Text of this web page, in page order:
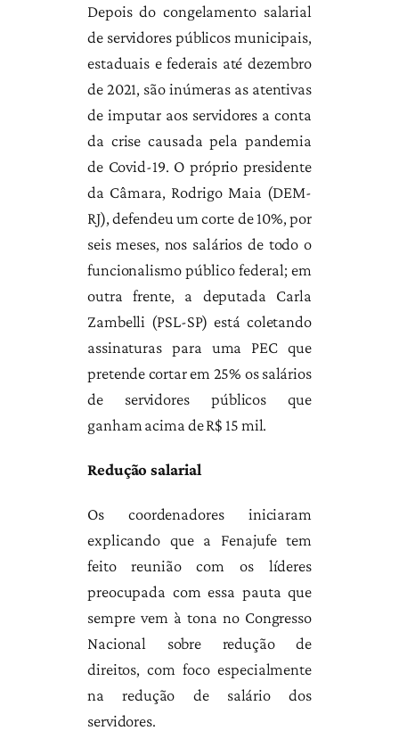
Depois do congelamento salarial
de servidores públicos municipais,
estaduais e federais até dezembro
de 2021, são inúmeras as atentivas
de imputar aos servidores a conta
da crise causada pela pandemia
de Covid-19. O próprio presidente
da Câmara, Rodrigo Maia (DEM-
RJ), defendeu um corte de 10%, por
seis meses, nos salários de todo o
funcionalismo público federal; em
outra frente, a deputada Carla
Zambelli (PSL-SP) está coletando
assinaturas para uma PEC que
pretende cortar em 25% os salários
de servidores públicos que
ganham acima de R$ 15 mil.
Redução salarial
Os coordenadores iniciaram
explicando que a Fenajufe tem
feito reunião com os líderes
preocupada com essa pauta que
sempre vem à tona no Congresso
Nacional sobre redução de
direitos, com foco especialmente
na redução de salário dos
servidores.